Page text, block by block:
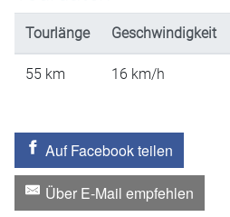
Tourlänge Geschwindigkeit
55 km 16 km/h
Auf Facebook teilen
Über E-Mail empfehlen